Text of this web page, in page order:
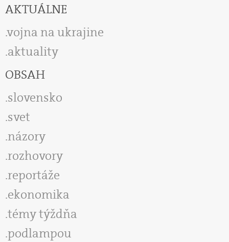
AKTUÁLNE
vojna na ukrajine
aktuality
OBSAH
slovensko
svet
názory
rozhovory
reportáže
ekonomika
témy týždňa
podlampou